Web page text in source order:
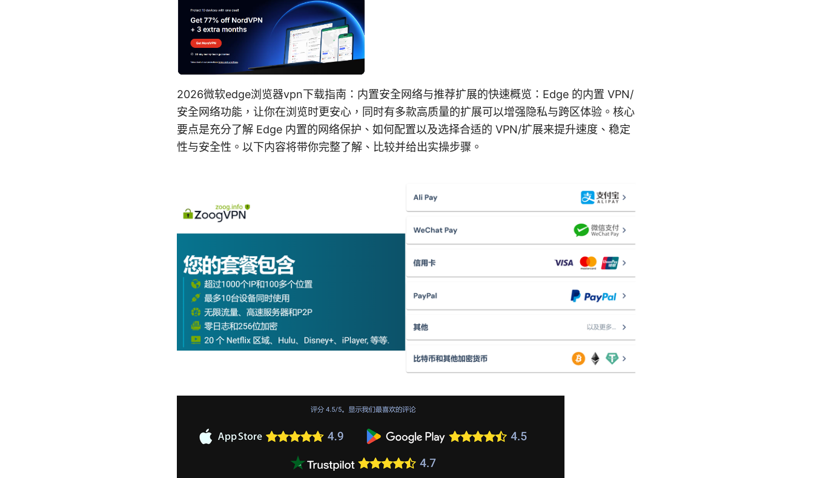
2026微软edge浏览器vpn下载指南：内置安全网络与推荐扩展的快速概览：Edge 的内置 VPN/
安全网络功能，让你在浏览时更安心，同时有多款高质量的扩展可以增强隐私与跨区体验。核心
要点是充分了解 Edge 内置的网络保护、如何配置以及选择合适的 VPN/扩展来提升速度、稳定
性与安全性。以下内容将带你完整了解、比较并给出实操步骤。